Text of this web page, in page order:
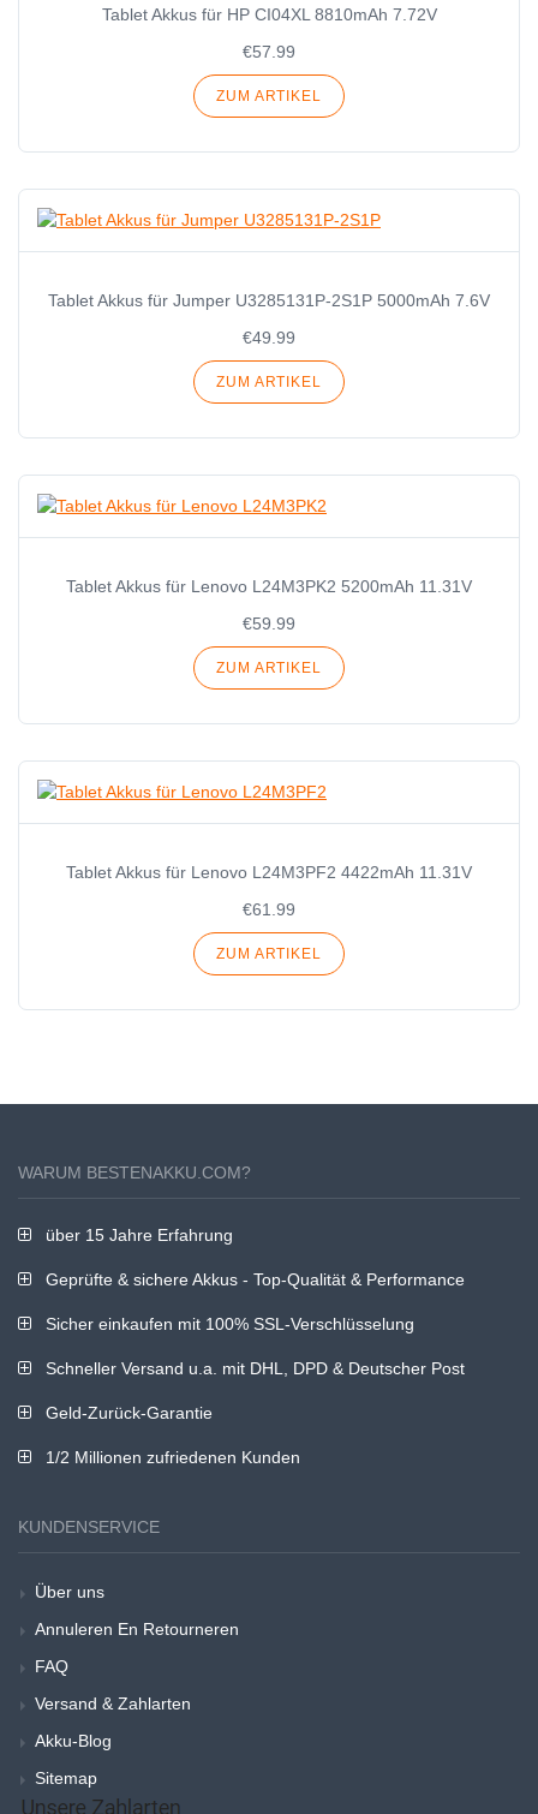
Tablet Akkus für HP CI04XL 8810mAh 7.72V
€57.99
ZUM ARTIKEL
Tablet Akkus für Jumper U3285131P-2S1P 5000mAh 7.6V
€49.99
ZUM ARTIKEL
Tablet Akkus für Lenovo L24M3PK2 5200mAh 11.31V
€59.99
ZUM ARTIKEL
Tablet Akkus für Lenovo L24M3PF2 4422mAh 11.31V
€61.99
ZUM ARTIKEL
WARUM BESTENAKKU.COM?
über 15 Jahre Erfahrung
Geprüfte & sichere Akkus - Top-Qualität & Performance
Sicher einkaufen mit 100% SSL-Verschlüsselung
Schneller Versand u.a. mit DHL, DPD & Deutscher Post
Geld-Zurück-Garantie
1/2 Millionen zufriedenen Kunden
KUNDENSERVICE
Über uns
Annuleren En Retourneren
FAQ
Versand & Zahlarten
Akku-Blog
Sitemap